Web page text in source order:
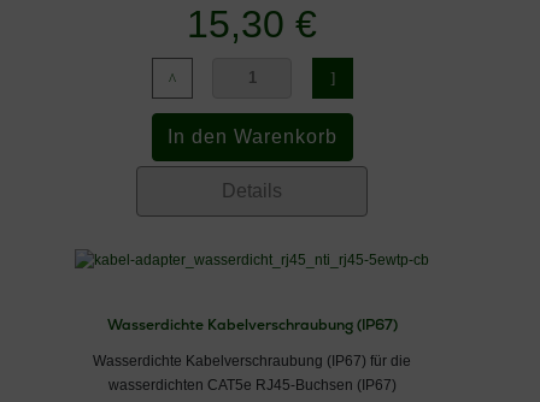
15,30 €
Details
Wasserdichte Kabelverschraubung (IP67)
Wasserdichte Kabelverschraubung (IP67) für die
wasserdichten CAT5e RJ45-Buchsen (IP67)